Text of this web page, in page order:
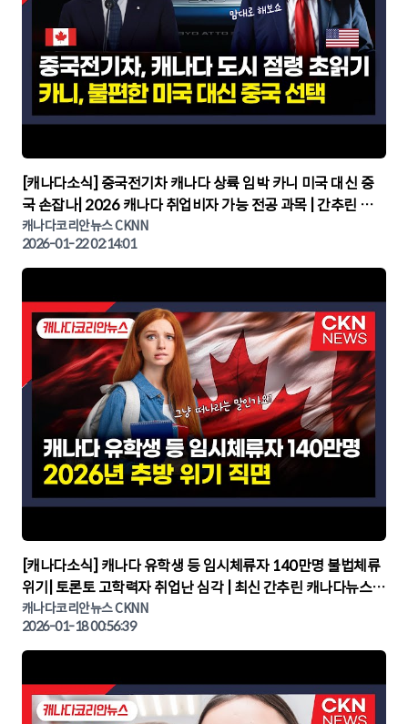
▶
[캐나다소식] 중국전기차 캐나다 상륙 임박 카니 미국 대신 중
국 손잡나| 2026 캐나다 취업비자 가능 전공 과목 | 간추린 캐
나다뉴스 | CKNNEWS, 캐나다코리안뉴스
캐나다코리안뉴스 CKNN
2026-01-22 02:14:01
▶
[캐나다소식] 캐나다 유학생 등 임시체류자 140만명 불법체류
위기| 토론토 고학력자 취업난 심각 | 최신 간추린 캐나다뉴스 |
CKNNEWS, 캐나다코리안뉴스
캐나다코리안뉴스 CKNN
2026-01-18 00:56:39